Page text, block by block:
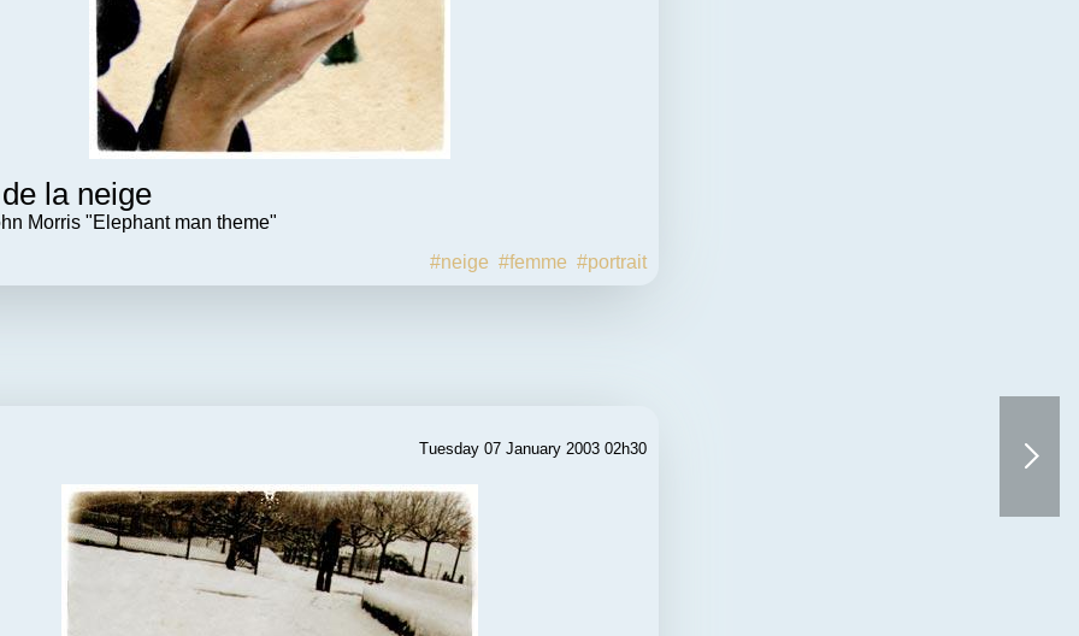
la neige
Morris "Elephant man theme"
#neige #femme #portrait
Tuesday 07 January 2003 02h30